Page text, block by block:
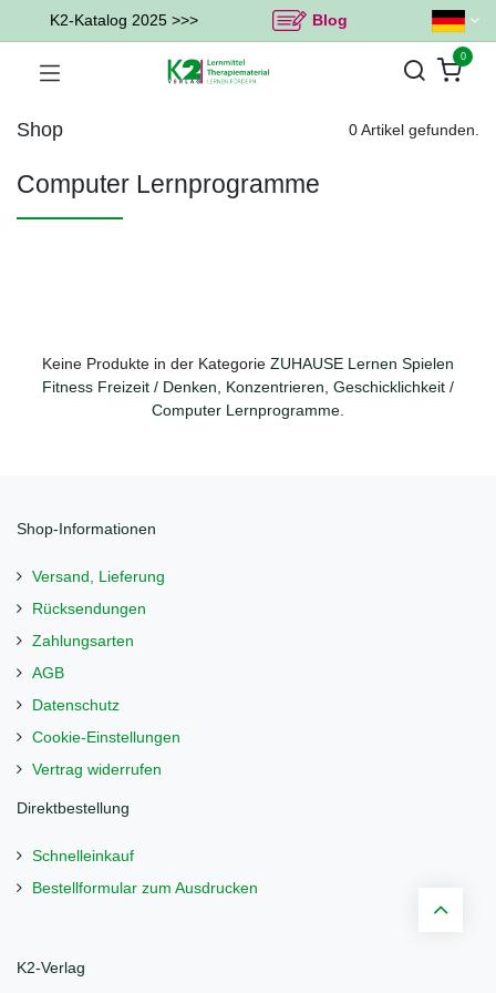
K2-Katalog 2025 >>> Blog
0
Shop 0 Artikel gefunden.
Computer Lernprogramme
Keine Produkte in der Kategorie ZUHAUSE Lernen Spielen
Fitness Freizeit / Denken, Konzentrieren, Geschicklichkeit /
Computer Lernprogramme
Shop-Informationen
Versand, Lieferung
Rücksendungen
Zahlungsarten
AGB
Datenschutz
Cookie-Einstellungen
Vertrag widerrufen
Direktbestellung
Schnelleinkauf
Bestellformular zum Ausdrucken
K2-Verlag